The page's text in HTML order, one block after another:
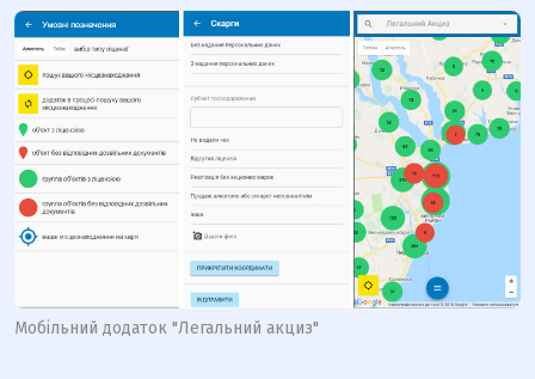
Мобільний додаток "Легальний акциз"